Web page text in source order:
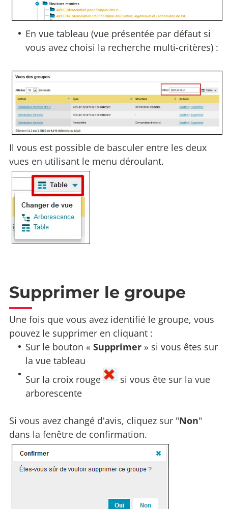
En vue tableau (vue présentée par défaut si
vous avez choisi la recherche multi-critères) :
Il vous est possible de basculer entre les deux
vues en utilisant le menu déroulant.
Supprimer le groupe
Une fois que vous avez identifié le groupe, vous
pouvez le supprimer en cliquant :
Sur le bouton «Supprimer » si vous êtes sur
la vue tableau
Sur la croix rouge
si vous ête sur la vue
arborescente
Si vous avez changé d'avis, cliquez sur "Non"
dans la fenêtre de confirmation.